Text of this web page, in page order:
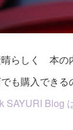
らしく 本の
購入できる
SAYURI Blog